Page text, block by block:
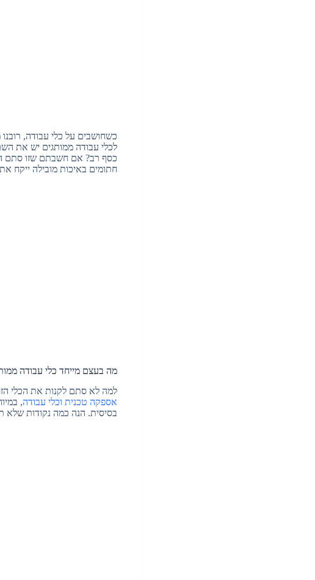
כשחושבים על כלי עבודה,
לכלי עבודה ממותגים יש את
כסף רב? אם חשבתם שזו סתם
חתומים באיכות מובילה
מה בעצם מייחד כלי עבודה
למה לא סתם לקנות את הכלי
אספקה טכנית וכלי עבודה,
בסיסית. הנה כמה נקודות שלא